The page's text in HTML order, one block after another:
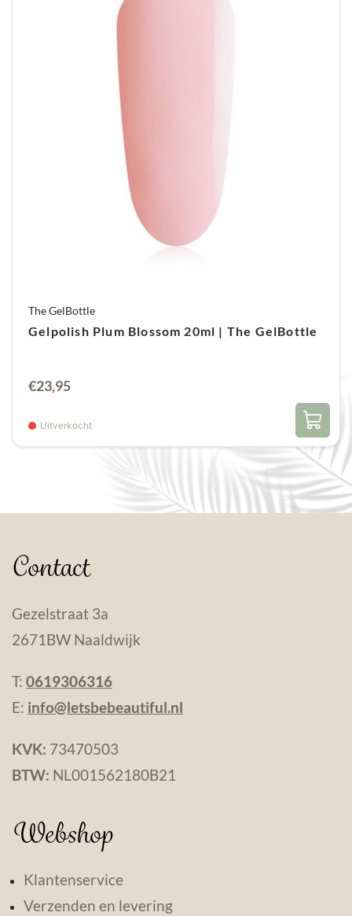
The GelBottle
Gelpolish Plum Blossom 20ml | The GelBottle
€23,95
Uitverkocht
Contact
Gezelstraat 3a
2671BW Naaldwijk
T: 0619306316
E: info@letsbebeautiful.nl
KVK: 73470503
BTW: NL001562180B21
Webshop
Klantenservice
Verzenden en levering